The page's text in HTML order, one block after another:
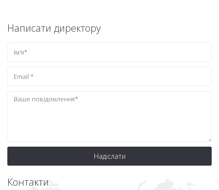
Написати директору
Надіслати
Контакти